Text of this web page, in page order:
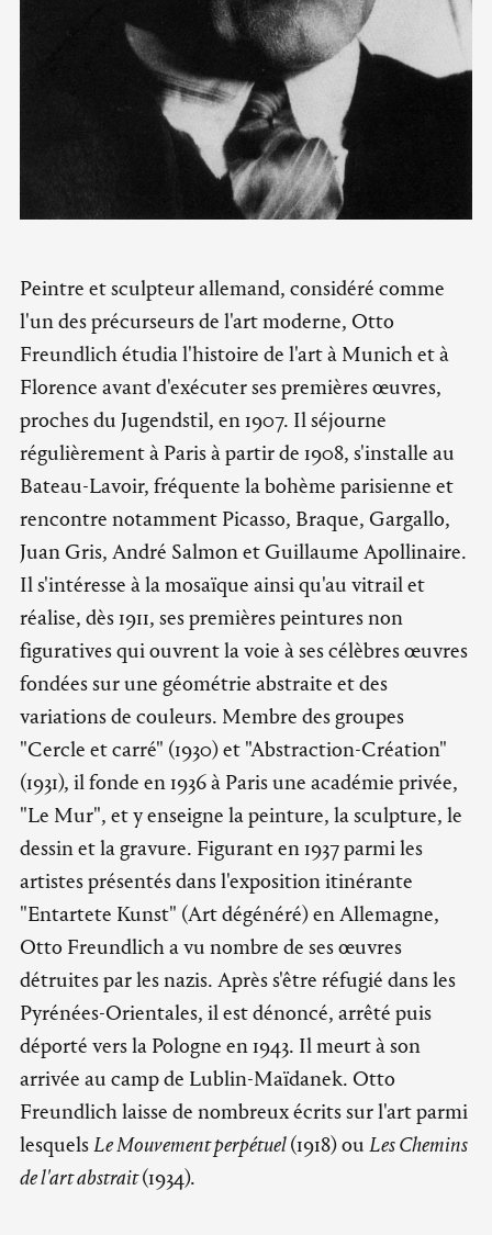
Peintre et sculpteur allemand, considéré comme
l'un des précurseurs de l'art moderne, Otto
Freundlich étudia l'histoire de l'art à Munich et à
Florence avant d'exécuter ses premières œuvres,
proches du Jugendstil, en 1907. Il séjourne
régulièrement à Paris à partir de 1908, s'installe au
Bateau-Lavoir, fréquente la bohème parisienne et
rencontre notamment Picasso, Braque, Gargallo,
Juan Gris, André Salmon et Guillaume Apollinaire.
Il s'intéresse à la mosaïque ainsi qu'au vitrail et
réalise, dès 1911, ses premières peintures non
figuratives qui ouvrent la voie à ses célèbres œuvres
fondées sur une géométrie abstraite et des
variations de couleurs. Membre des groupes
"Cercle et carré" (1930) et "Abstraction-Création"
(1931), il fonde en 1936 à Paris une académie privée,
"Le Mur", et y enseigne la peinture, la sculpture, le
dessin et la gravure. Figurant en 1937 parmi les
artistes présentés dans l'exposition itinérante
"Entartete Kunst" (Art dégénéré) en Allemagne,
Otto Freundlich a vu nombre de ses œuvres
détruites par les nazis. Après s'être réfugié dans les
Pyrénées-Orientales, il est dénoncé, arrêté puis
déporté vers la Pologne en 1943. Il meurt à son
arrivée au camp de Lublin-Maïdanek. Otto
Freundlich laisse de nombreux écrits sur l'art parmi
lesquelsLe Mouvement perpétuel(1918) ou Les Chemins
de l'art abstrait(1934).